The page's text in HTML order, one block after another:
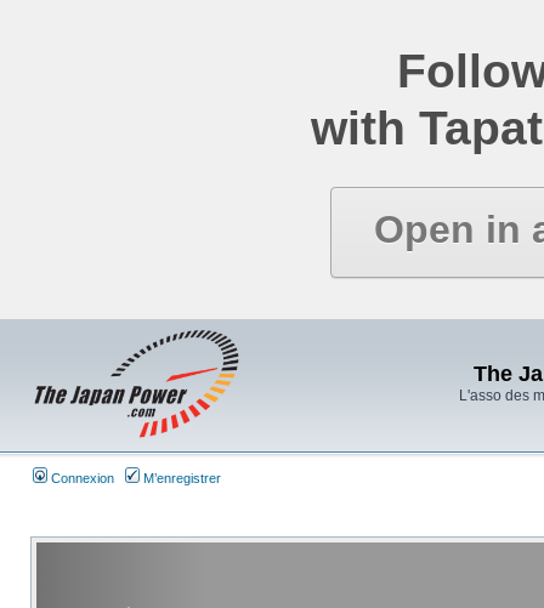
with
Open in
The
L'asso des
Connexion M’enregistrer